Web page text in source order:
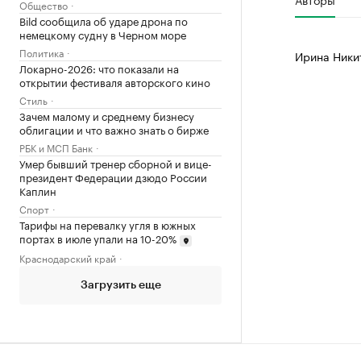
Общество
Bild сообщила об ударе дрона по
немецкому судну в Черном море
Политика
Локарно-2026: что показали на
открытии фестиваля авторского кино
Стиль
Зачем малому и среднему бизнесу
облигации и что важно знать о бирже
РБК и МСП Банк
Умер бывший тренер сборной и вице-
президент Федерации дзюдо России
Каплин
Спорт
Тарифы на перевалку угля в южных
портах в июле упали на 10-20%
Краснодарский край
Загрузить еще
Ирина